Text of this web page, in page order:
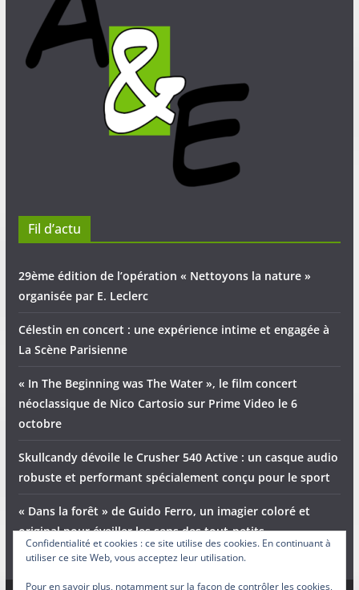
Fil d’actu
29ème édition de l’opération « Nettoyons la nature »
organisée par E. Leclerc
Célestin en concert : une expérience intime et engagée à
La Scène Parisienne
« In The Beginning was The Water », le film concert
néoclassique de Nico Cartosio sur Prime Video le 6
octobre
Skullcandy dévoile le Crusher 540 Active : un casque audio
robuste et performant spécialement conçu pour le sport
« Dans la forêt » de Guido Ferro, un imagier coloré et
original pour éveiller les sens des tout-petits
Confidentialité et cookies : ce site utilise des cookies. En continuant à
utiliser ce site Web, vous acceptez leur utilisation.
Pour en savoir plus, notamment sur la façon de contrôler les cookies,